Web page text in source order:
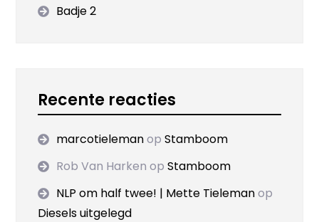
Badje 2
Recente reacties
marcotielemanopStamboom
Rob Van Harken opStamboom
NLP om half twee! | Mette Tielemanop
Diesels uitgelegd